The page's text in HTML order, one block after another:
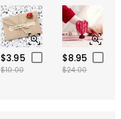
$3.95
$10.00
$8.95
$24.00